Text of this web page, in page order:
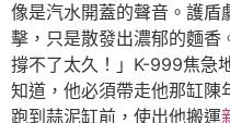
像是汽水開蓋的聲音。護盾
擊，只是散發出濃郁的麵香
撐不了太久！」K-999焦急
知道，他必須帶走他那缸陳
跑到蒜泥缸前，使出他搬運